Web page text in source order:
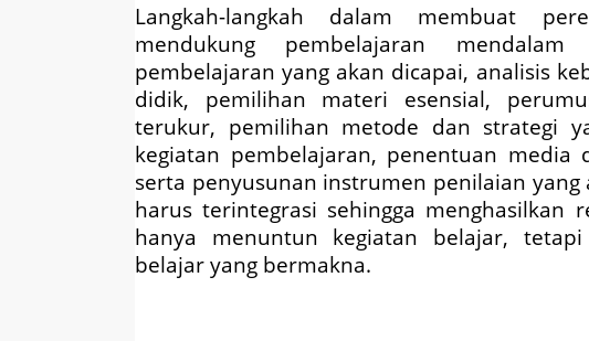
Langkah-langkah dalam membuat
mendukung pembelajaran
pembelajaran yang akan dicapai, analisis
didik, pemilihan materi esensial,
terukur, pemilihan metode dan strategi
kegiatan pembelajaran, penentuan media
serta penyusunan instrumen penilaian
harus terintegrasi sehingga menghasilkan
hanya menuntun kegiatan belajar,
belajar yang bermakna.